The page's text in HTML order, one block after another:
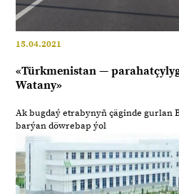
15.04.2021
«Türkmenistan —
Watany»
Ak bugdaý etrabynyň çäginde gurlan
barýan döwrebap ýol